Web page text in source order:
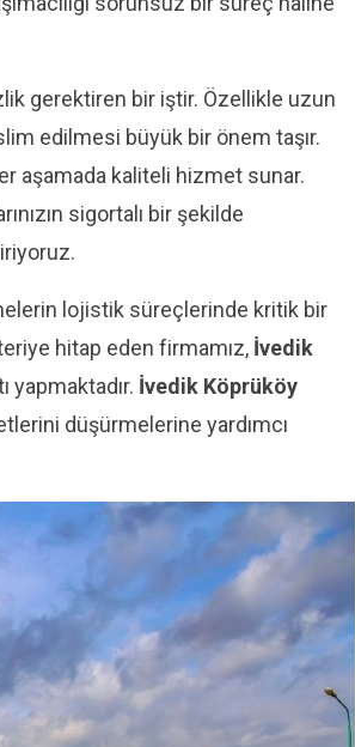
gerektiren bir iştir. Özellikle uzun
edilmesi büyük bir önem taşır.
aşamada kaliteli hizmet sunar.
sigortalı bir şekilde
lojistik süreçlerinde kritik bir
hitap eden firmamız, İvedik
yapmaktadır. İvedik Köprüköy
düşürmelerine yardımcı